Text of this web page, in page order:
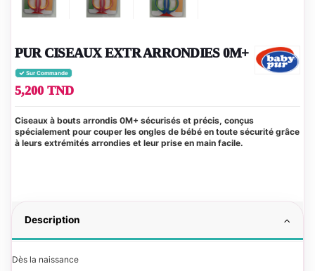
PUR CISEAUX EXTR ARRONDIES 0M+
Sur Commande
5,200 TND
Ciseaux à bouts arrondis 0M+ sécurisés et précis, conçus
spécialement pour couper les ongles de bébé en toute sécurité grâce
à leurs extrémités arrondies et leur prise en main facile.
Description
Dès la naissance